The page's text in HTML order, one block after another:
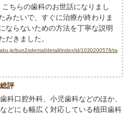
ちらの歯科のお世話になりまし
みたいで、すぐに治療が終わりま
ならないための方法を丁寧な説明
だきました。
bun2sdental/detail/index/id/1030200578/ta
評
科口腔外科、小児歯科などのほか、
どにも幅広く対応している植田歯科